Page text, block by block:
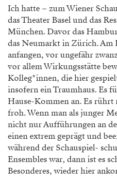
Ich hatte – zum Wiener
das Theater Basel und das
München. Davor das
das Neumarkt in Zürich. Am
anfangen, vor ungefähr
vor allem Wirkungsstätte
Kolleg*innen, die hier
insofern ein Traumhaus. Es
Hause-Kommen an. Es rührt
froh. Wenn man als junger
nicht nur Aufführungen an
einen extrem geprägt und
während der Schauspiel-
Ensembles war, dann ist es
Besonderes, wieder hier